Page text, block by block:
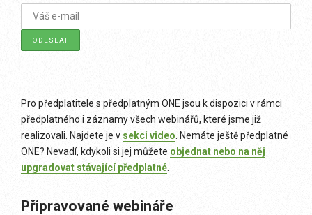
Pro předplatitele s předplatným ONE jsou k dispozici v rámci
předplatného i záznamy všech webinářů, které jsme již
realizovali. Najdete je v sekci video . Nemáte ještě předplatné
ONE? Nevadí, kdykoli si jej můžete objednat nebo na něj
upgradovat stávající předplatné
Připravované webináře